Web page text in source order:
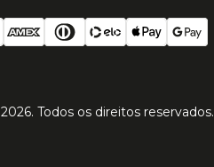
2026. Todos os direitos reservados.